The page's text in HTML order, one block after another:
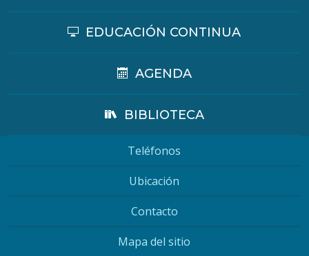
EDUCACIÓN CONTINUA
AGENDA
BIBLIOTECA
Teléfonos
Ubicación
Contacto
Mapa del sitio